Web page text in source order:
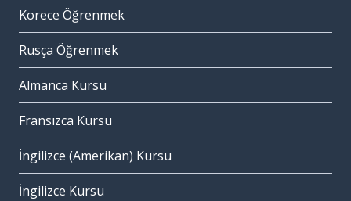
Korece Öğrenmek
Rusça Öğrenmek
Almanca Kursu
Fransızca Kursu
İngilizce (Amerikan) Kursu
İngilizce Kursu